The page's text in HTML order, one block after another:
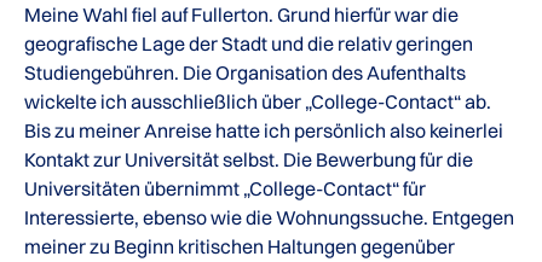
Meine Wahl fiel auf Fullerton. Grund hierfür war die
geografische Lage der Stadt und die relativ geringen
Studiengebühren. Die Organisation des Aufenthalts
wickelte ich ausschließlich über „College-Contact“ ab.
Bis zu meiner Anreise hatte ich persönlich also keinerlei
Kontakt zur Universität selbst. Die Bewerbung für die
Universitäten übernimmt „College-Contact“ für
Interessierte, ebenso wie die Wohnungssuche. Entgegen
meiner zu Beginn kritischen Haltungen gegenüber